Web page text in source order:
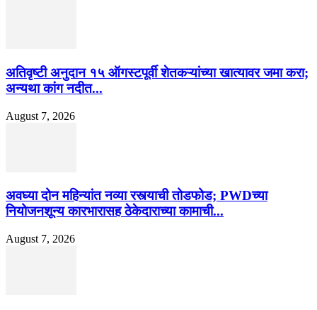
अतिवृष्टी अनुदान १५ ऑगस्टपूर्वी शेतकऱ्यांच्या खात्यावर जमा करा;
अन्यथा कांग नदीत...
August 7, 2026
अवघ्या दोन महिन्यांत नव्या रस्त्याची तोडफोड; PWDच्या
नियोजनशून्य कारभारासह ठेकेदाराच्या कामाची...
August 7, 2026